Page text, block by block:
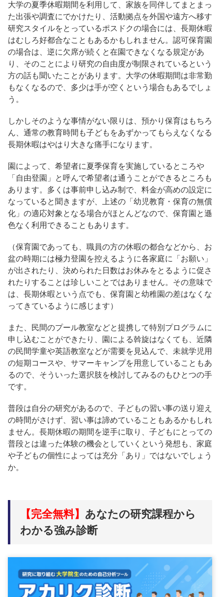
大学の夏季休暇期間を利用して、家族を同伴してまとまっ
た出張や調査にでかけたり、活動拠点を外国や遠方へ移す
研究スタイルをとっているポスドクの場合には、長期休暇
はむしろ好都合なこともあるかもしれません。認可保育園
の場合は、逆に欠席が続くと在園できなくなる規定があ
り、そのことにより研究の自由度が制限されているという
方の話も聞いたことがあります。大学の休暇期間は非常勤
もなくなるので、多少は手が空くという場合もあるでしょ
う。
しかしそのような事情がない限りは、預かり保育はもちろ
ん、通常の教育時間も子どもをあずかってもらえなくなる
長期休暇はやはり大きな痛手になります。
園によって、希望者に夏季保育を実施しているところや
「自由登園」と呼んで希望者は通うことができるところも
あります。多くは事前申し込み制で、料金が高めの設定に
なっていると聞きますが、上述の「幼児教育・保育の無償
化」の適応対象となる場合がほとんどなので、保育園と遜
色なく利用できることもあります。
（保育園であっても、職員の方の休暇の都合などから、お
盆の時期には極力登園を控えるように各家庭に「お願い」
が出されたり、決められた日数はお休みをとるように促さ
れたりすることは珍しいことではありません。その意味で
は、長期休暇という点でも、保育園と幼稚園の差はなくな
ってきているように感じます）
また、民間のプール教室などと提携して特別プログラムに
申し込むことができたり、園による斡旋はなくても、近隣
の民間学童や英語教室などが需要を見込んで、未就学児用
の短期コースや、サマーキャンプを用意していることもあ
るので、そういった選択肢を検討してみるのもひとつの手
です。
普段は自分の研究があるので、子どもの習い事の送り迎え
の時間がさけず、習い事は諦めていることもあるかもしれ
ません。長期休暇の期間を逆手に取り、子どもにとっての
普段とは違った体験の機会としていくという発想も、家庭
や子どもの個性によっては充分「あり」ではないでしょう
か。
【完全無料】 あなたの研究課程から
わかる強み診断